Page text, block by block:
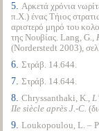
5. Αρκετά χρόνια
π.Χ.) ένας Τήιος
αριστερό μηρό του
της Νουβίας. Lang, G.,
(Norderstedt 2003),
6. Στράβ. 14.644.
7. Στράβ. 14.644.
8. Chryssanthaki, K.,
IIe siècle après J.-C.
9. Loukopoulou, L. –